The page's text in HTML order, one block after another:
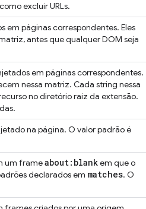
excluir URLs.
em páginas correspondentes. Eles
antes que qualquer DOM seja
em páginas correspondentes.
nessa matriz. Cada string nessa
no diretório raiz da extensão.
na página. O valor padrão é
um frameabout:blankem que o
declarados em matches. O